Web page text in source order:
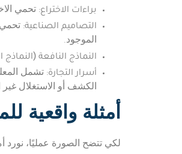
براءات الاختراع: تحمي
التصاميم الصناعية:
الموجود.
النماذج النافعة
أسرار التجارة: تشمل
الكشف أو الاستغلال
أمثلة واقعية
لكي تتضح الصورة عمليًا، نورد